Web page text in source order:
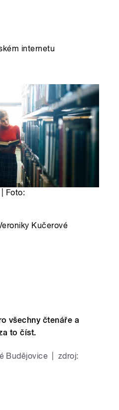
internetu
Foto:
Kučerové
všechny čtenáře a
to číst.
Budějovice
zdroj: